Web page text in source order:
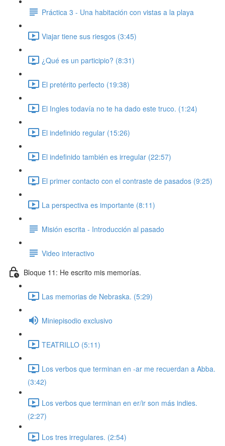
Práctica 3 - Una habitación con vistas a la playa
Viajar tiene sus riesgos (3:45)
¿Qué es un participio? (8:31)
El pretérito perfecto (19:38)
El Ingles todavía no te ha dado este truco. (1:24)
El indefinido regular (15:26)
El indefinido también es irregular (22:57)
El primer contacto con el contraste de pasados (9:25)
La perspectiva es importante (8:11)
Misión escrita - Introducción al pasado
Video interactivo
Bloque 11: He escrito mis memorías.
Las memorias de Nebraska. (5:29)
Miniepisodio exclusivo
TEATRILLO (5:11)
Los verbos que terminan en -ar me recuerdan a Abba.
(3:42)
Los verbos que terminan en er/ir son más indies.
(2:27)
Los tres irregulares. (2:54)